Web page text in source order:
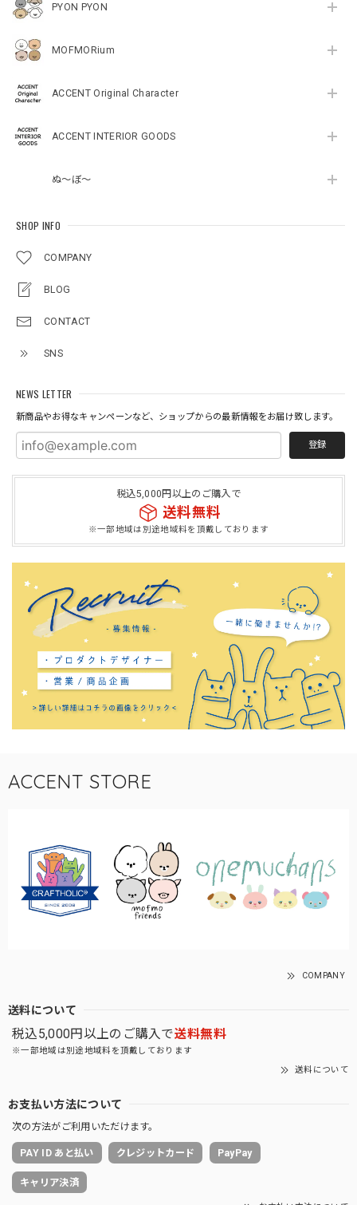
PYON PYON
MOFMORium
ACCENT Original Character
ACCENT INTERIOR GOODS
ぬ～ぼ～
SHOP INFO
COMPANY
BLOG
CONTACT
SNS
NEWS LETTER
新商品やお得なキャンペーンなど、ショップからの最新情報をお届け致します。
登録
税込5,000円以上のご購入で
送料無料
※一部地域は別途地域料を頂戴しております
ACCENT STORE
COMPANY
送料について
税込5,000円以上のご購入で送料無料
※一部地域は別途地域料を頂戴しております
送料について
お支払い方法について
次の方法がご利用いただけます。
PAY ID あと払い クレジットカード PayPay
キャリア決済